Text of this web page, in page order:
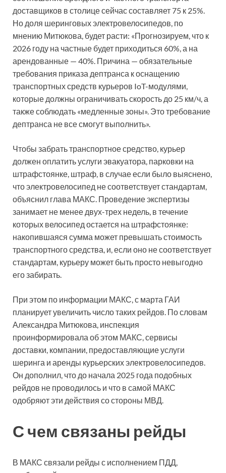
доставщиков в столице сейчас составляет 75 к 25%.
Но доля шеринговых электровелосипедов, по
мнению Митюкова, будет расти: «Прогнозируем, что к
2026 году на частные будет приходиться 60%, а на
арендованные — 40%. Причина — обязательные
требования приказа дептранса к оснащению
транспортных средств курьеров IoT-модулями,
которые должны ограничивать скорость до 25 км/ч, а
также соблюдать «медленные зоны». Это требование
дептранса не все смогут выполнить».
Чтобы забрать транспортное средство, курьер
должен оплатить услуги эвакуатора, парковки на
штрафстоянке, штраф, в случае если было выяснено,
что электровелосипед не соответствует стандартам,
объяснил глава МАКС. Проведение экспертизы
занимает не менее двух-трех недель, в течение
которых велосипед остается на штрафстоянке:
накопившаяся сумма может превышать стоимость
транспортного средства, и, если оно не соответствует
стандартам, курьеру может быть просто невыгодно
его забирать.
При этом по информации МАКС, с марта ГАИ
планирует увеличить число таких рейдов. По словам
Александра Митюкова, инспекция
проинформировала об этом МАКС, сервисы
доставки, компании, предоставляющие услуги
шеринга и аренды курьерских электровелосипедов.
Он дополнил, что до начала 2025 года подобных
рейдов не проводилось и что в самой МАКС
одобряют эти действия со стороны МВД.
С чем связаны рейды
В МАКС связали рейды с исполнением ПДД,